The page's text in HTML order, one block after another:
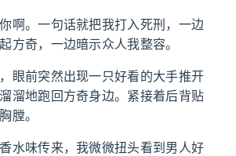
啊。一句话就把我打入死刑，一边
方奇，一边暗示众人我整容。
眼前突然出现一只好看的大手推开
溜地跑回方奇身边。紧接着后背贴
膛。
水味传来，我微微扭头看到男人好